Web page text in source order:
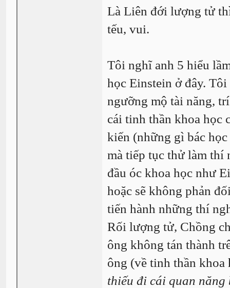
Là Liên đới lượng tử
tếu, vui.
Tôi nghĩ anh 5 hiểu
học Einstein ở đây.
ngưỡng mộ tài năng,
cái tinh thần khoa học
kiến (những gì bác
mà tiếp tục thử làm thí
đầu óc khoa học như
hoặc sẽ không phản
tiến hành những thí
Rối lượng tử, Chồng
ông không tán thành
ông (về tinh thần
thiếu đi cái quan năng